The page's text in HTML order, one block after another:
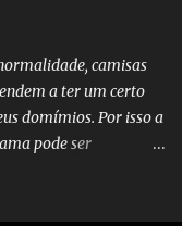
camisas
a ter um certo
domímios. Por isso a
pode ser
história.